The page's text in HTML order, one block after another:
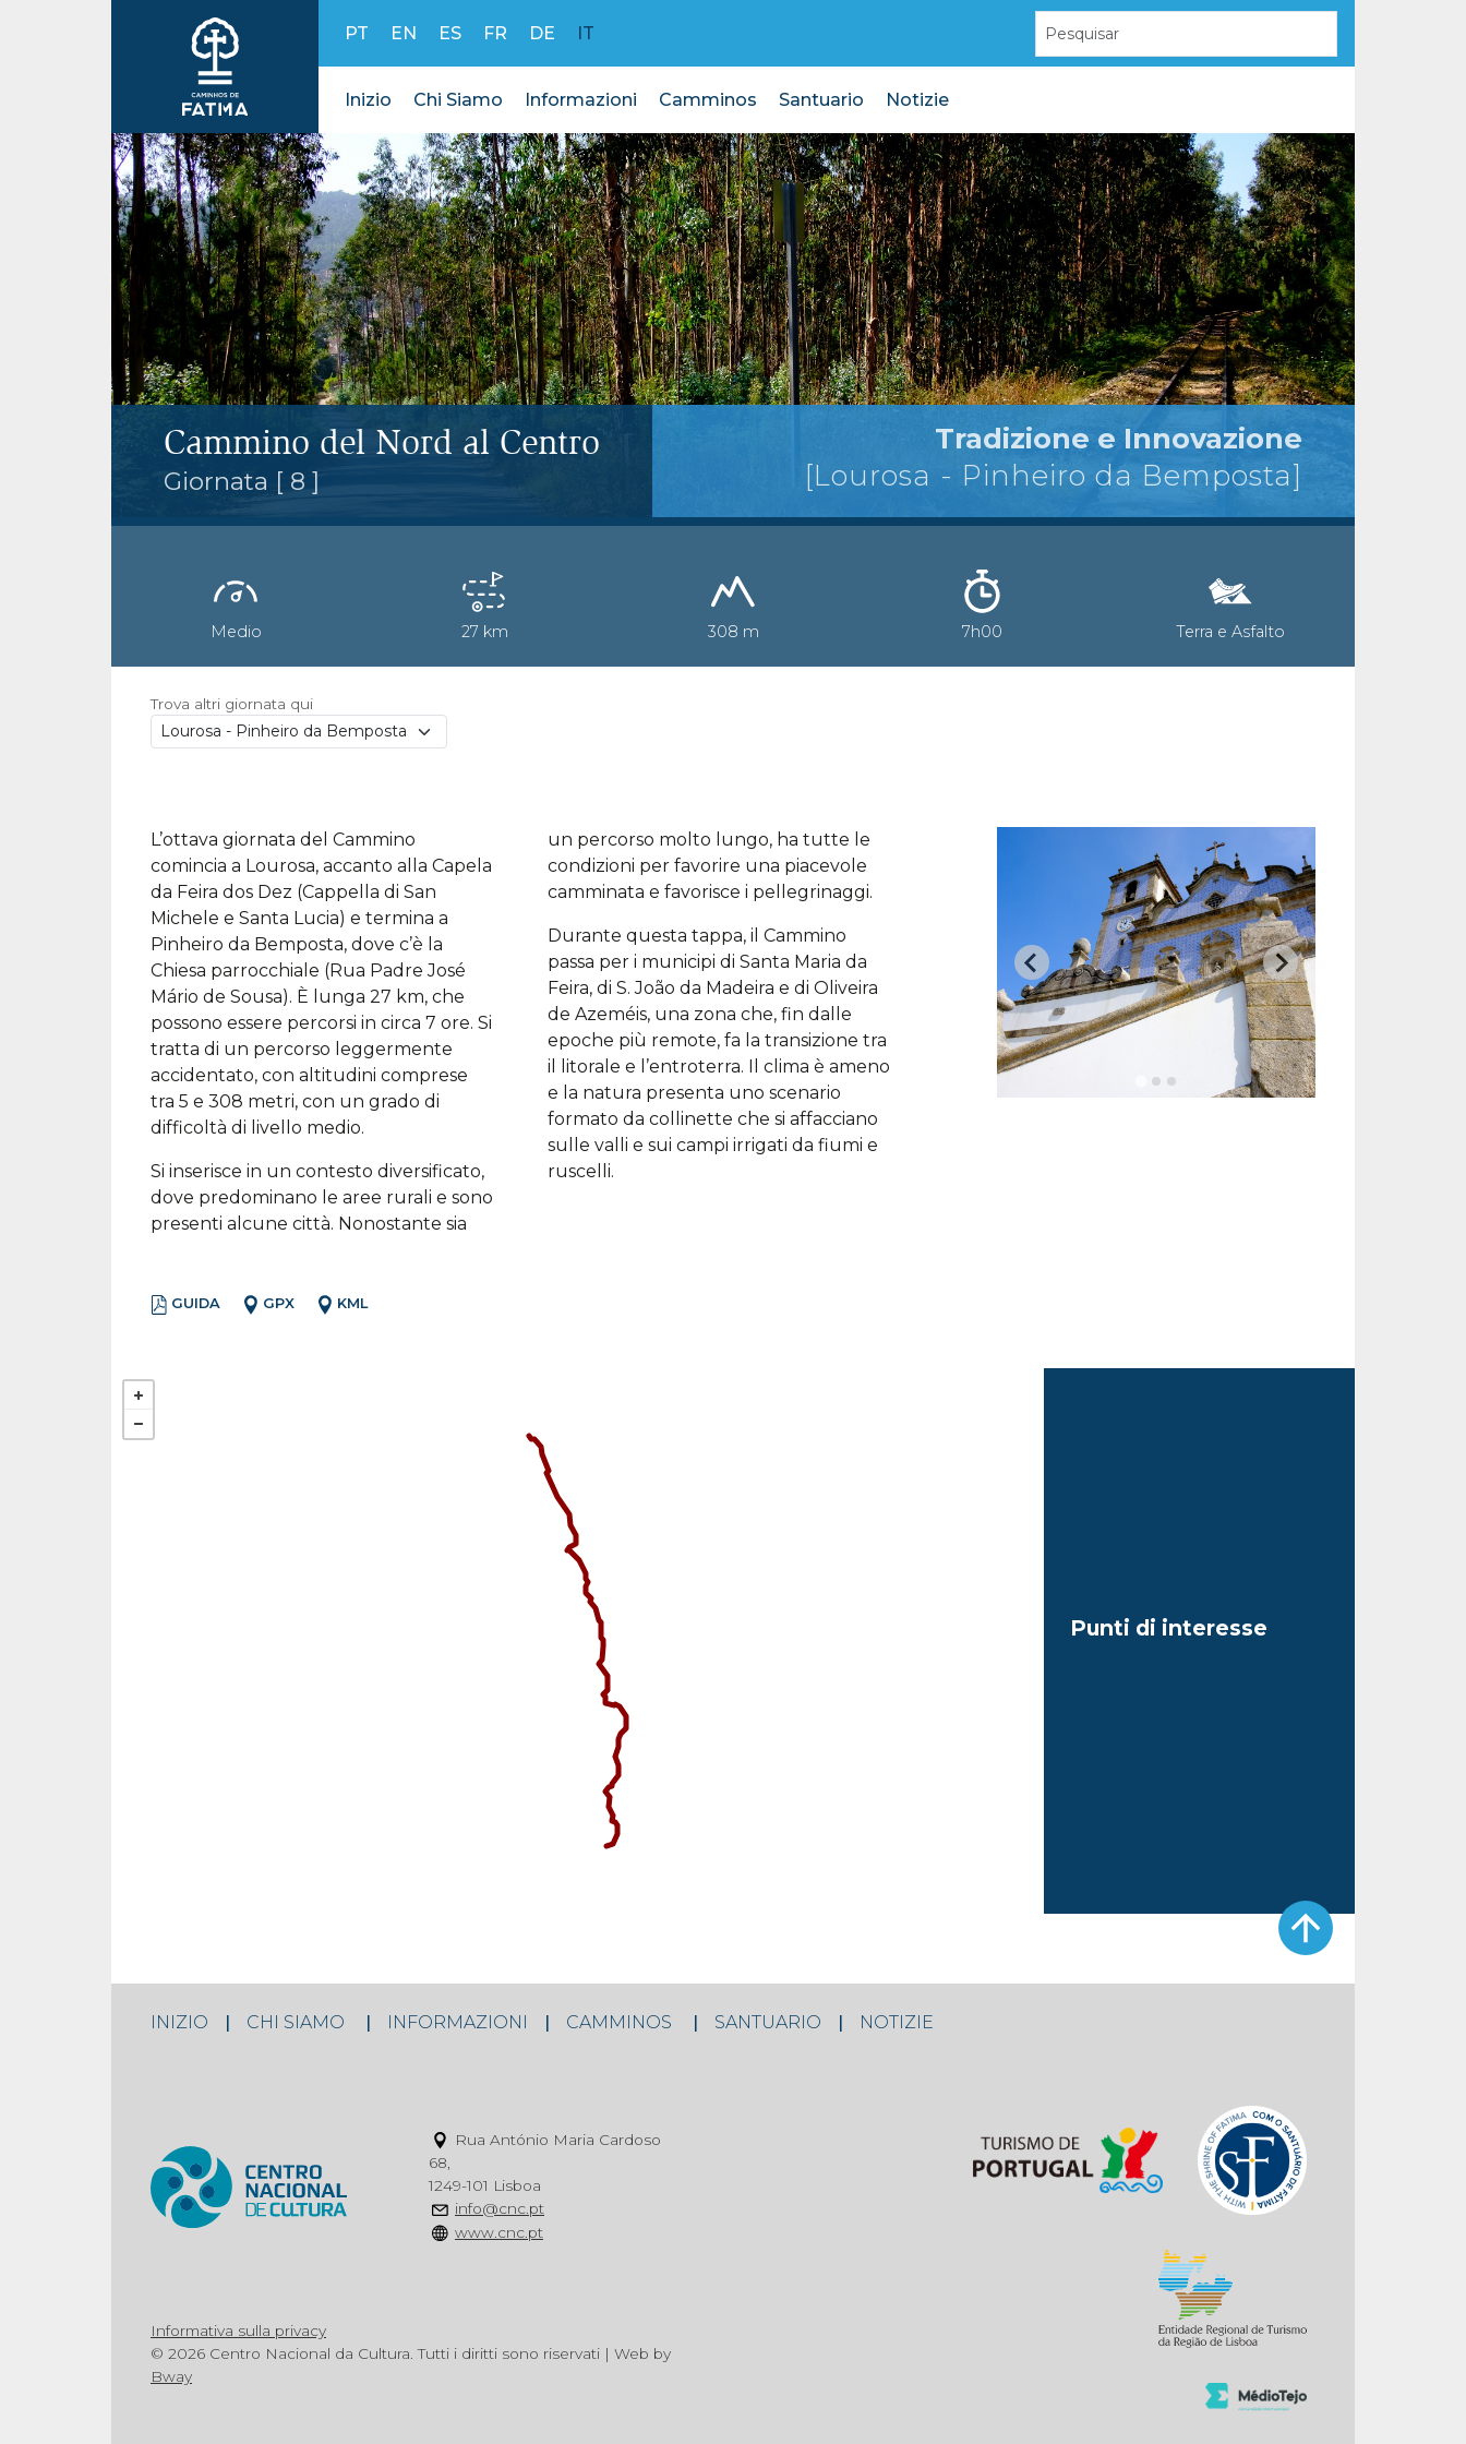
PT
EN ES FR DE IT
Inizio Chi Siamo Informazioni Camminos Santuario Notizie
Cammino del Nord al Centro
Giornata [ 8 ]
Tradizione e Innovazione
[Lourosa - Pinheiro da Bemposta]
Medio 27 km 308 m 7h00 Terra e Asfalto
Trova altri giornata qui
L’ottava giornata del Cammino
comincia a Lourosa, accanto alla Capela
da Feira dos Dez (Cappella di San
Michele e Santa Lucia) e termina a
Pinheiro da Bemposta, dove c’è la
Chiesa parrocchiale (Rua Padre José
Mário de Sousa). È lunga 27 km, che
possono essere percorsi in circa 7 ore. Si
tratta di un percorso leggermente
accidentato, con altitudini comprese
tra 5 e 308 metri, con un grado di
difficoltà di livello medio.
Si inserisce in un contesto diversificato,
dove predominano le aree rurali e sono
presenti alcune città. Nonostante sia
un percorso molto lungo, ha tutte le
condizioni per favorire una piacevole
camminata e favorisce i pellegrinaggi.
Durante questa tappa, il Cammino
passa per i municipi di Santa Maria da
Feira, di S. João da Madeira e di Oliveira
de Azeméis, una zona che, fin dalle
epoche più remote, fa la transizione tra
il litorale e l’entroterra. Il clima è ameno
e la natura presenta uno scenario
formato da collinette che si affacciano
sulle valli e sui campi irrigati da fiumi e
ruscelli.
GUIDA GPX KML
Punti di interesse
INIZIO CHI SIAMO INFORMAZIONI CAMMINOS SANTUARIO NOTIZIE
Rua António Maria Cardoso
68,
1249-101 Lisboa
info@cnc.pt
www.cnc.pt
Informativa sulla privacy
© 2026 Centro Nacional da Cultura. Tutti i diritti sono riservati | Web by
Bway